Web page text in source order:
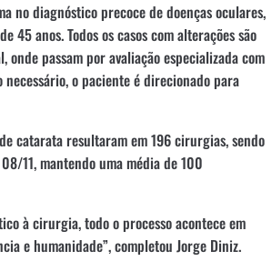
no diagnóstico precoce de doenças oculares,
45 anos. Todos os casos com alterações são
passam por avaliação especializada com
o paciente é direcionado para
catarata resultaram em 196 cirurgias, sendo
11, mantendo uma média de 100
à cirurgia, todo o processo acontece em
e humanidade”, completou Jorge Diniz.